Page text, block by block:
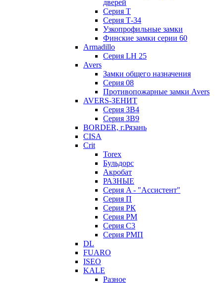
дверей
Серия Т
Серия Т-34
Узкопрофильные замки
Финские замки серии 60
Armadillo
Серия LH 25
Avers
Замки общего назначения
Серия 08
Противопожарные замки Avers
AVERS-ЗЕНИТ
Серия ЗВ4
Серия ЗВ9
BORDER, г.Рязань
CISA
Crit
Torex
Бульдорс
Акробат
РАЗНЫЕ
Серия A - "Ассистент"
Серия П
Серия РК
Серия РМ
Серия С3
Серия РМП
DL
FUARO
ISEO
KALE
Разное